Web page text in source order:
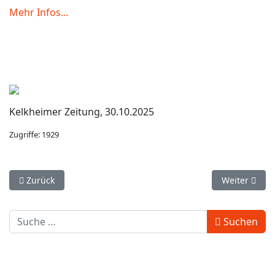
Mehr Infos...
Kelkheimer Zeitung, 30.10.2025
Zugriffe: 1929
Vorheriger Beitrag: Stadtverordnete stimmen für
Zurück Nächster
Weiter
Geben Sie hier den gesuchten Begriff ein: Suchen